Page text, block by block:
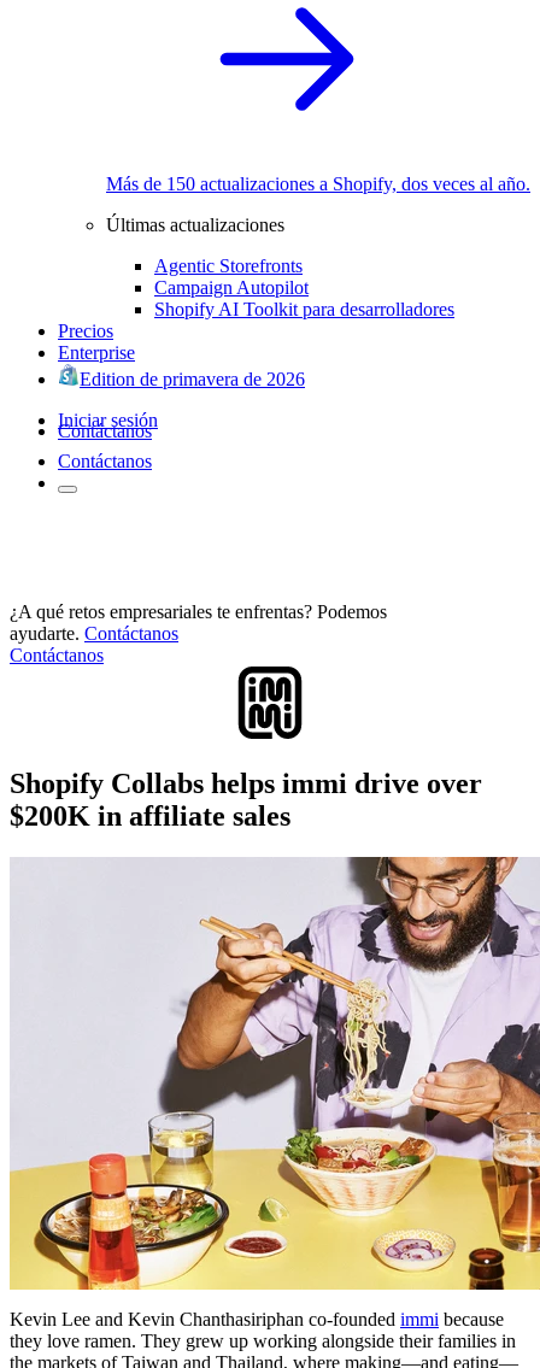
Más de 150 actualizaciones a Shopify, dos veces al año.
Últimas actualizaciones
Agentic Storefronts
Campaign Autopilot
Shopify AI Toolkit para desarrolladores
Precios
Enterprise
Edition de primavera de 2026
Iniciar sesión
Contáctanos
Contáctanos
¿A qué retos empresariales te enfrentas? Podemos
ayudarte. Contáctanos
Contáctanos
Shopify Collabs helps immi drive over
$200K in affiliate sales
Kevin Lee and Kevin Chanthasiriphan co-founded immi because
they love ramen. They grew up working alongside their families in
the markets of Taiwan and Thailand, where making—and eating—